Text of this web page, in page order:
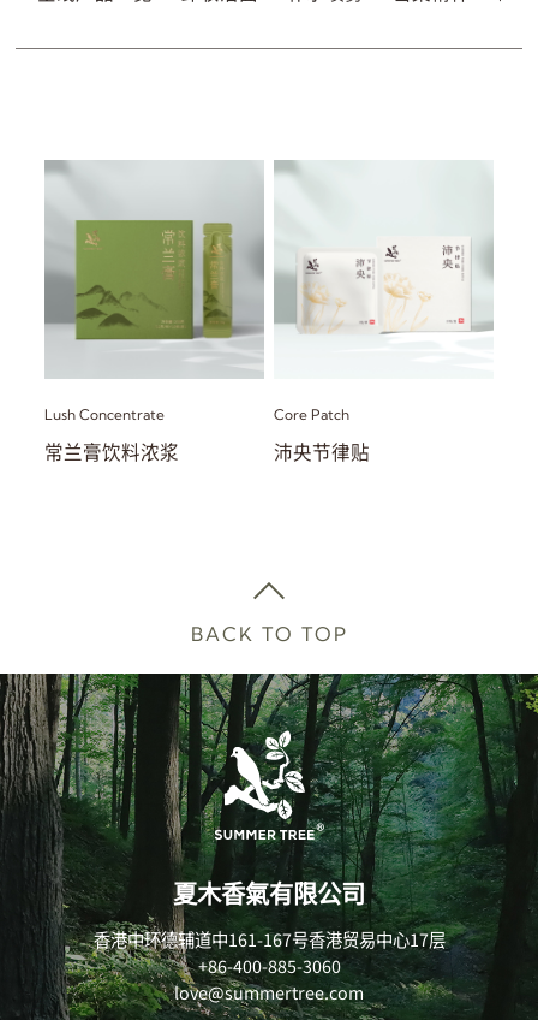
Lush Concentrate
常兰膏饮料浓浆
Core Patch
沛央节律贴
BACK TO TOP
夏木香氣有限公司
香港中环德辅道中161-167号香港贸易中心17层
+86-400-885-3060
love@summertree.com